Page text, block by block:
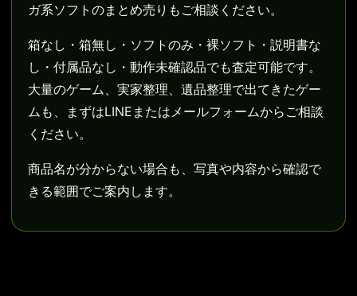
ガ系ソフトのまとめ売りもご相談ください。
箱なし・箱無し・ソフトのみ・裸ソフト・説明書な
し・付属品なし・動作未確認品でも査定可能です。
大量のゲーム、実家整理、遺品整理で出てきたゲー
ムも、まずはLINEまたはメールフォームからご相談
ください。
商品名が分からない場合も、写真や内容から確認で
きる範囲でご案内します。